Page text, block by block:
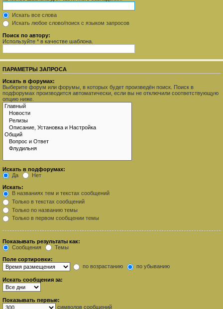
Искать все слова
Искать любое слово/поиск с языком запросов
Поиск по автору:
Используйте * в качестве шаблона.
ПАРАМЕТРЫ ЗАПРОСА
Искать в форумах:
Выберите форум или форумы, в которых будет произведён поиск. Поиск в
подфорумах производится автоматически, если вы не отключили соответствующую
опцию ниже.
Искать в подфорумах:
Да
Нет
Искать:
В названиях тем и текстах сообщений
Только в текстах сообщений
Только по названию темы
Только в первом сообщении темы
Показывать результаты как:
Сообщения
Темы
Поле сортировки:
по возрастанию
по убыванию
Искать сообщения за:
Показывать первые:
символов сообщений